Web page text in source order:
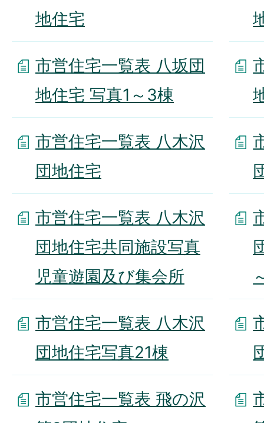
地住宅
市営住宅一覧表 八坂団
地住宅 写真1～3棟
市営住宅一覧表 八木沢
団地住宅
市営住宅一覧表 八木沢
団地住宅共同施設写真
児童遊園及び集会所
市営住宅一覧表 八木沢
団地住宅写真21棟
市営住宅一覧表 飛の沢